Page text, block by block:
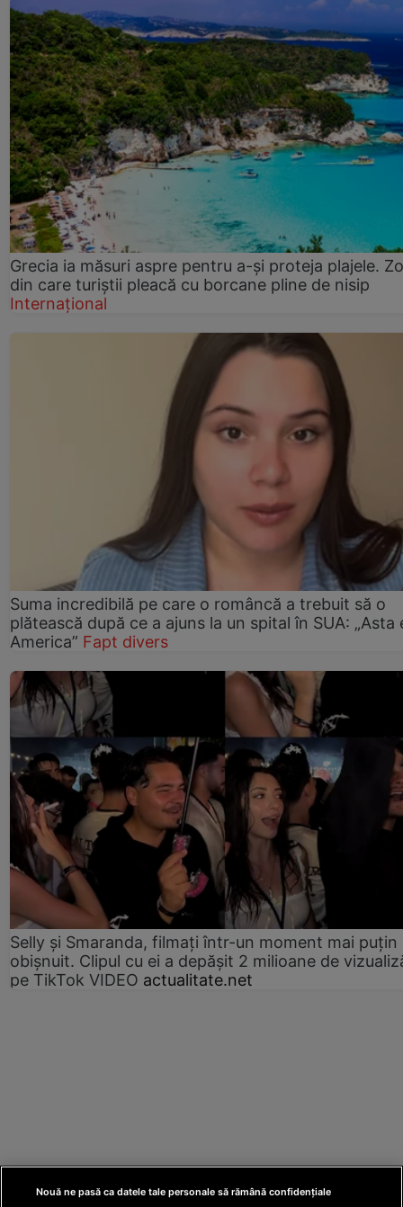
Grecia ia măsuri aspre pentru a-și proteja plajele.
din care turiștii pleacă cu borcane pline de nisip
Internațional
Suma incredibilă pe care o româncă a trebuit să o
plătească după ce a ajuns la un spital în SUA: „Asta
America” Fapt divers
Selly și Smaranda, filmați într-un moment mai puțin
obișnuit. Clipul cu ei a depășit 2 milioane de
pe TikTok VIDEO actualitate.net
Nouă ne pasă ca datele tale personale să rămână confidențiale